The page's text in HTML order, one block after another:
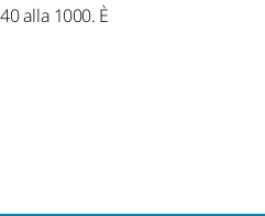
alla 1000. È